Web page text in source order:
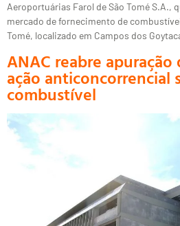
Aeroportuárias Farol de São Tomé S.A.,
mercado de fornecimento de
Tomé, localizado em Campos dos
ANAC reabre
ação anticoncorrencial
combustível